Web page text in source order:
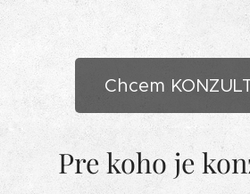
Chcem
Pre koho je